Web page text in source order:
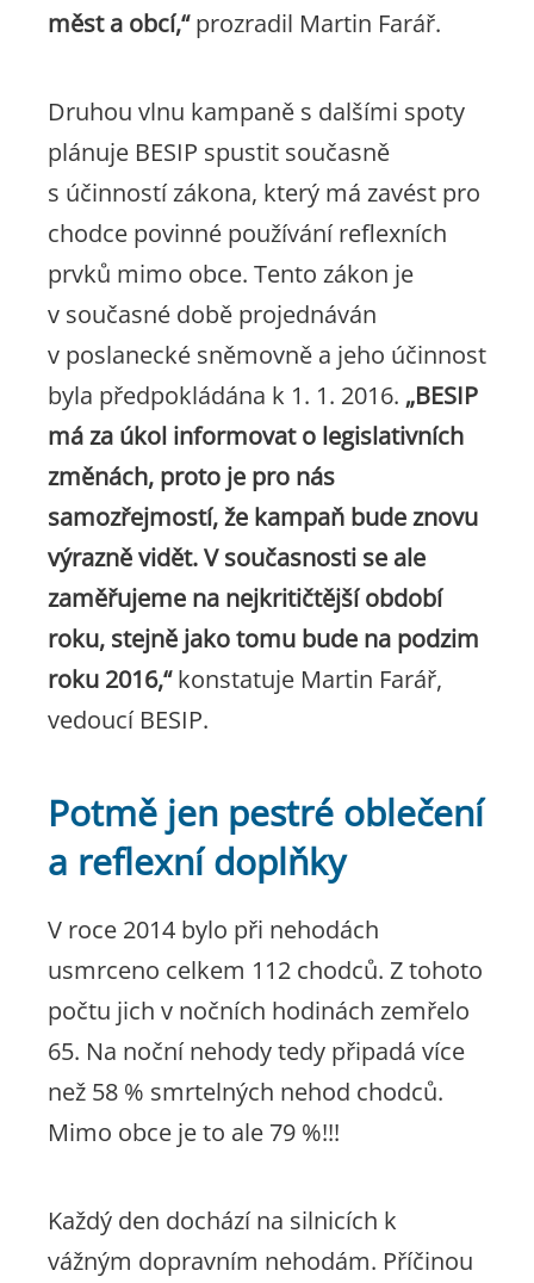
měst a obcí,“prozradil Martin Farář.
Druhou vlnu kampaně s dalšími spoty
plánuje BESIP spustit současně
s účinností zákona, který má zavést pro
chodce povinné používání reflexních
prvků mimo obce. Tento zákon je
v současné době projednáván
v poslanecké sněmovně a jeho účinnost
byla předpokládána k 1. 1. 2016. „BESIP
má za úkol informovat o legislativních
změnách, proto je pro nás
samozřejmostí, že kampaň bude znovu
výrazně vidět. V současnosti se ale
zaměřujeme na nejkritičtější období
roku, stejně jako tomu bude na podzim
roku 2016,“konstatuje Martin Farář,
vedoucí BESIP.
Potmě jen pestré oblečení
a reflexní doplňky
V roce 2014 bylo při nehodách
usmrceno celkem 112 chodců. Z tohoto
počtu jich v nočních hodinách zemřelo
65. Na noční nehody tedy připadá více
než 58 % smrtelných nehod chodců.
Mimo obce je to ale 79 %!!!
Každý den dochází na silnicích k
vážným dopravním nehodám. Příčinou